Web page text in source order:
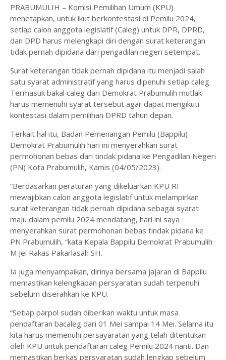
PRABUMULIH – Komisi Pemilihan Umum (KPU)
menetapkan, untuk ikut berkontestasi di Pemilu 2024,
setiap calon anggota legislatif (Caleg) untuk DPR, DPRD,
dan DPD harus melengkapi diri dengan surat keterangan
tidak pernah dipidana dari pengadilan negeri setempat.
Surat keterangan tidak pernah dipidana itu menjadi salah
satu syarat administratif yang harus dipenuhi setiap caleg.
Termasuk bakal caleg dari Demokrat Prabumulih mutlak
harus memenuhi syarat tersebut agar dapat mengikuti
kontestasi dalam pemilihan DPRD tahun depan.
Terkait hal itu, Badan Pemenangan Pemilu (Bappilu)
Demokrat Prabumulih hari ini menyerahkan surat
permohonan bebas dari tindak pidana ke Pengadilan Negeri
(PN) Kota Prabumulih, Kamis (04/05/2023).
“Berdasarkan peraturan yang dikeluarkan KPU RI
mewajibkan calon anggota legislatif untuk melampirkan
surat keterangan tidak pernah dipidana sebagai syarat
maju dalam pemilu 2024 mendatang, hari ini saya
menyerahkan surat permohonan bebas tindak pidana ke
PN Prabumulih, “kata Kepala Bappilu Demokrat Prabumulih
M Jei Rakas Pakarlasah SH.
Ia juga menyampaikan, dirinya bersama jajaran di Bappilu
memastikan kelengkapan persyaratan sudah terpenuhi
sebelum diserahkan ke KPU.
“Setiap parpol sudah diberikan waktu untuk masa
pendaftaran bacaleg dari 01 Mei sampai 14 Mei. Selama itu
kita harus memenuhi persayaratan yang telah ditentukan
oleh KPU untuk pendaftaran caleg Pemilu 2024 nanti. Dan
memastikan berkas persyaratan sudah lengkap sebelum